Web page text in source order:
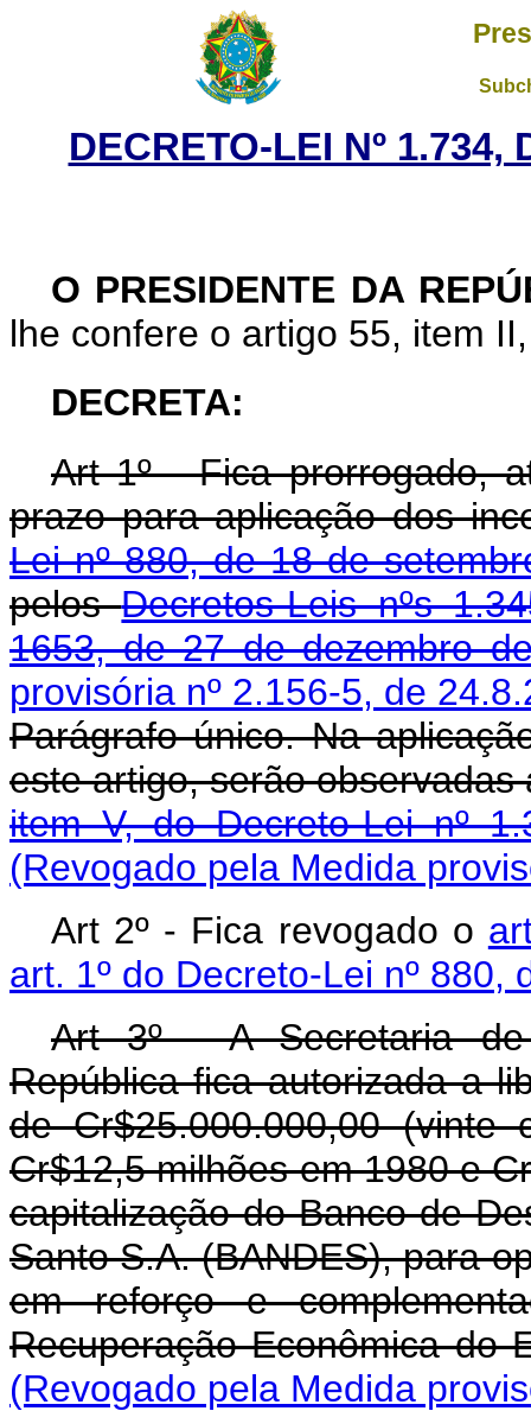
DECRETO-LEI Nº 1.734,
O PRESIDENTE DA
lhe confere o artigo 55, item
DECRETA:
Art 1º - Fica prorrogado,
prazo para aplicação dos
Lei nº 880, de 18 de
pelosDecretos-Leis nºs
1653, de 27 de dezembro
provisória nº 2.156-5, de
Parágrafo único. Na
este artigo, serão
item V, do Decreto-Lei nº
(Revogado pela Medida
Art 2º - Fica revogado o
art. 1º do Decreto-Lei nº
Art 3º - A Secretaria de
República fica autorizada a
de Cr$25.000.000,00 (vinte
Cr$12,5 milhões em 1980 e
capitalização do Banco de
Santo S.A. (BANDES), para
em reforço e
Recuperação Econômica do
(Revogado pela Medida